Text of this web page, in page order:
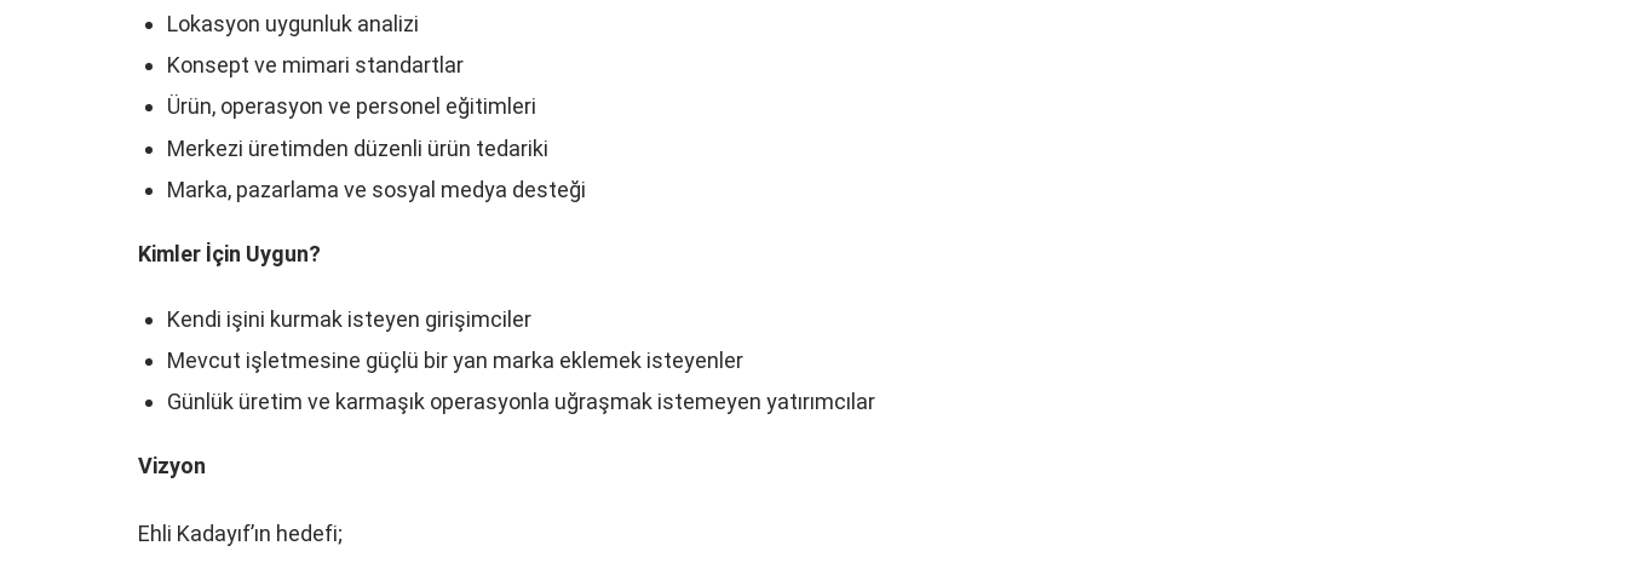
Lokasyon uygunluk analizi
Konsept ve mimari standartlar
Ürün, operasyon ve personel eğitimleri
Merkezi üretimden düzenli ürün tedariki
Marka, pazarlama ve sosyal medya desteği
Kimler İçin Uygun?
Kendi işini kurmak isteyen girişimciler
Mevcut işletmesine güçlü bir yan marka eklemek isteyenler
Günlük üretim ve karmaşık operasyonla uğraşmak istemeyen yatırımcılar
Vizyon
Ehli Kadayıf’ın hedefi;